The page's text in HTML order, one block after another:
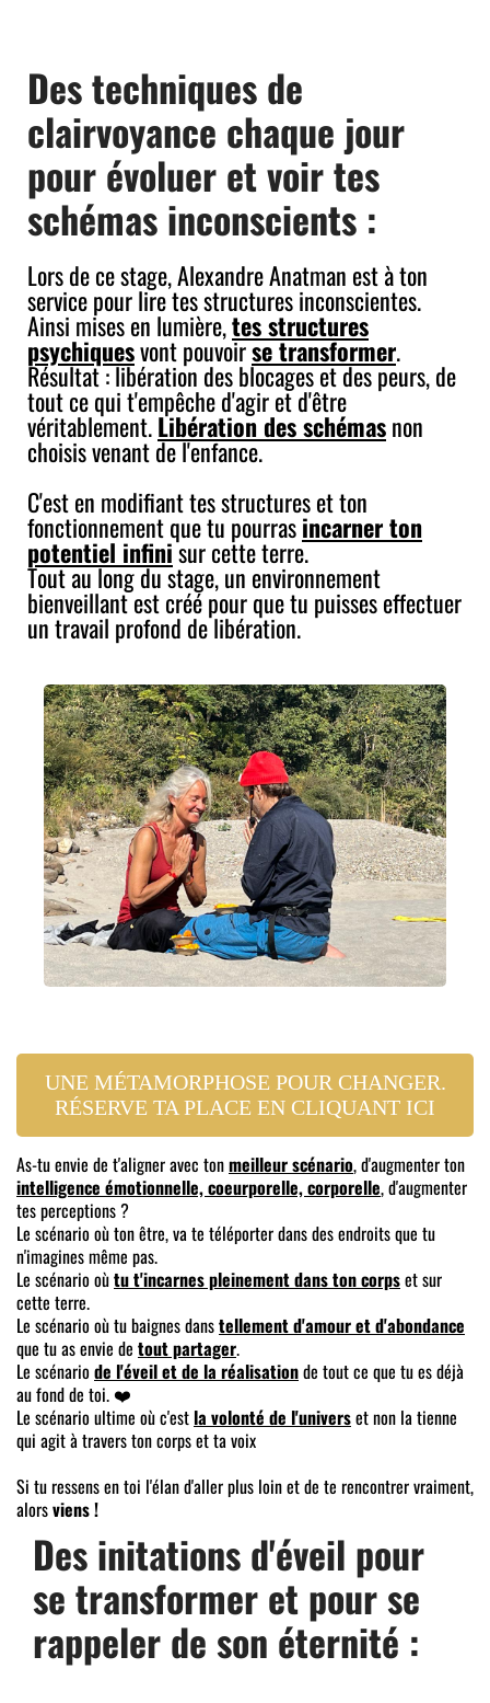
Des techniques de
clairvoyance chaque jour
pour évoluer et voir tes
schémas inconscients :
Lors de ce stage, Alexandre Anatman est à ton
service pour lire tes structures inconscientes.
Ainsi mises en lumière,tes structures
psychiquesvont pouvoirse transformer.
Résultat : libération des blocages et des peurs, de
tout ce qui t'empêche d'agir et d'être
véritablement.Libération des schémasnon
choisis venant de l'enfance.
C'est en modifiant tes structures et ton
fonctionnement que tu pourrasincarner ton
potentiel infinisur cette terre.
Tout au long du stage, un environnement
bienveillant est créé pour que tu puisses effectuer
un travail profond de libération.
UNE MÉTAMORPHOSE POUR CHANGER.
RÉSERVE TA PLACE EN CLIQUANT ICI
As-tu envie de t'aligner avec tonmeilleur scénario, d'augmenter ton
intelligence émotionnelle, coeurporelle, corporelle, d'augmenter
tes perceptions ?
Le scénario où ton être, va te téléporter dans des endroits que tu
n'imagines même pas.
Le scénario oùtu t'incarnes pleinement dans ton corpset sur
cette terre.
Le scénario où tu baignes danstellement d'amour et d'abondance
que tu as envie de tout partager.
Le scénariode l'éveil et de la réalisationde tout ce que tu es déjà
au fond de toi. ❤️
Le scénario ultime où c'est la volonté de l'universet non la tienne
qui agit à travers ton corps et ta voix
Si tu ressens en toi l'élan d'aller plus loin et de te rencontrer vraiment,
alorsviens !
Des initations d'éveil pour
se transformer et pour se
rappeler de son éternité :